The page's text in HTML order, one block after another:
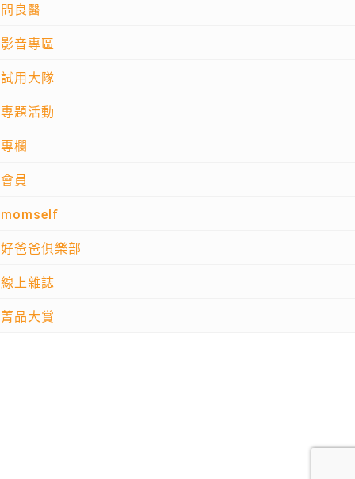
問良醫
影音專區
試用大隊
專題活動
專欄
會員
momself
好爸爸俱樂部
線上雜誌
菁品大賞